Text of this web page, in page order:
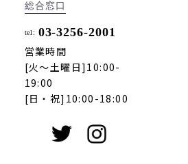
総合窓口
tel: 03-3256-2001
営業時間
[火～土曜日]10:00-
19:00
[日・祝]10:00-18:00